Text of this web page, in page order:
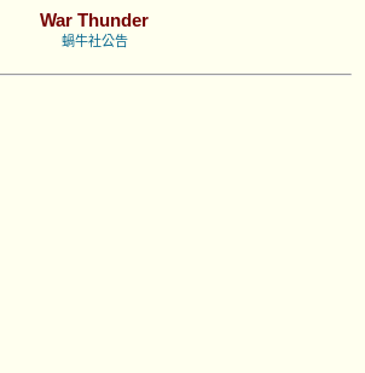
War Thunder
蝸牛社公告